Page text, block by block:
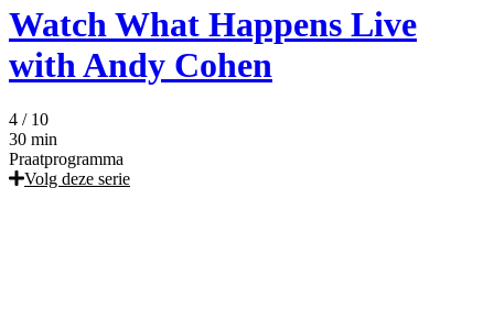
Watch What Happens Live
with Andy Cohen
4 / 10
30 min
Praatprogramma
Volg deze serie